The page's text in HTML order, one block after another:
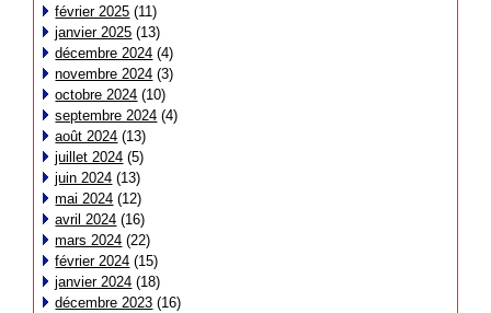
février 2025 (11)
janvier 2025 (13)
décembre 2024 (4)
novembre 2024 (3)
octobre 2024 (10)
septembre 2024 (4)
août 2024 (13)
juillet 2024 (5)
juin 2024 (13)
mai 2024 (12)
avril 2024 (16)
mars 2024 (22)
février 2024 (15)
janvier 2024 (18)
décembre 2023 (16)